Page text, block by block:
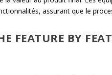
assurant que le
FEATURE BY